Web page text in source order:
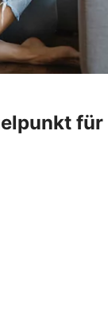
für